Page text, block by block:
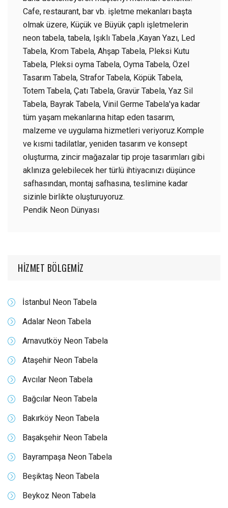
Cafe, restaurant, bar vb. işletme mekanları başta
olmak üzere, Küçük ve Büyük çaplı işletmelerin
neon tabela, tabela, Işıklı Tabela ,Kayan Yazı, Led
Tabela, Krom Tabela, Ahşap Tabela, Pleksi Kutu
Tabela, Pleksi oyma Tabela, Oyma Tabela, Özel
Tasarım Tabela, Strafor Tabela, Köpük Tabela,
Totem Tabela, Çatı Tabela, Gravür Tabela, Yaz Sil
Tabela, Bayrak Tabela, Vinil Germe Tabela'ya kadar
tüm yaşam mekanlarına hitap eden tasarım,
malzeme ve uygulama hizmetleri veriyoruz.Komple
ve kısmi tadilatlar, yeniden tasarım ve konsept
oluşturma, zincir mağazalar tip proje tasarımları gibi
aklınıza gelebilecek her türlü ihtiyacınızı düşünce
safhasından, montaj safhasına, teslimine kadar
sizinle birlikte oluşturuyoruz.
Pendik Neon Dünyası
HIZMET BÖLGEMIZ
İstanbul Neon Tabela
Adalar Neon Tabela
Arnavutköy Neon Tabela
Ataşehir Neon Tabela
Avcılar Neon Tabela
Bağcılar Neon Tabela
Bakırköy Neon Tabela
Başakşehir Neon Tabela
Bayrampaşa Neon Tabela
Beşiktaş Neon Tabela
Beykoz Neon Tabela